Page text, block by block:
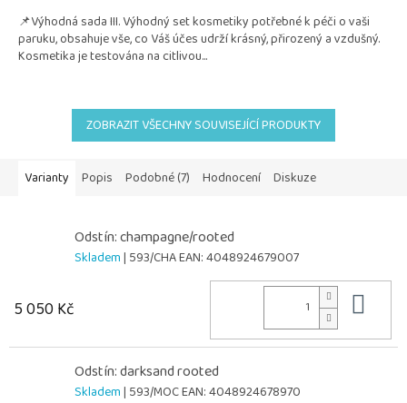
z
5
hvězdiček.
📌Výhodná sada III. Výhodný set kosmetiky potřebné k péči o vaši
paruku, obsahuje vše, co Váš účes udrží krásný, přirozený a vzdušný.
Kosmetika je testována na citlivou...
ZOBRAZIT VŠECHNY SOUVISEJÍCÍ PRODUKTY
Varianty Popis Podobné (7) Hodnocení Diskuze
Odstín: champagne/rooted
Skladem| 593/CHAEAN:4048924679007
5 050 Kč
Odstín: darksand rooted
Skladem| 593/MOCEAN:4048924678970